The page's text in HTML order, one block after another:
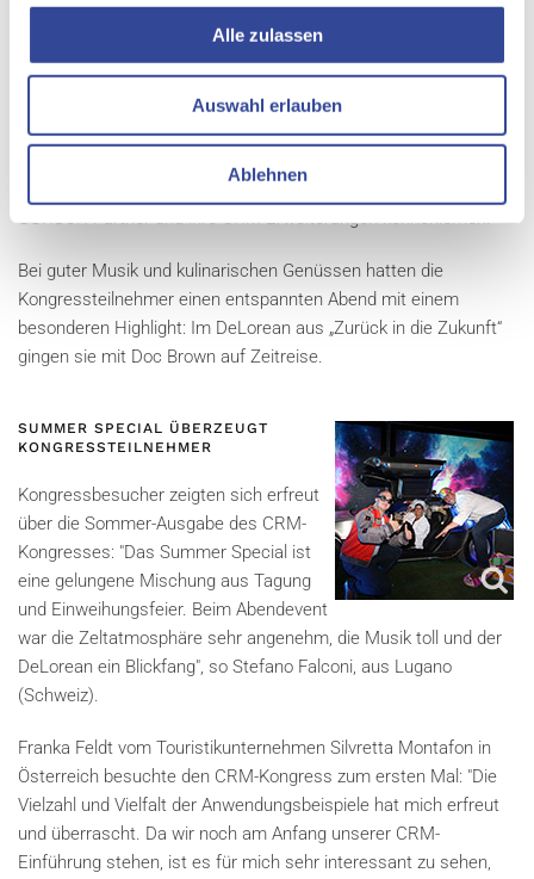
Alle zulassen
Auswahl erlauben
Ablehnen
Rundgang offen. Dabei überzeugten vor
allem die hellen Räume, die moderne,
ergonomische Gestaltung sowie einige
Hingucker, wie der Billardtisch im
CURSOR-Partner und ihre CRM-Erweiterungen kennenlernen.
Bei guter Musik und kulinarischen Genüssen hatten die
Kongressteilnehmer einen entspannten Abend mit einem
besonderen Highlight: Im DeLorean aus „Zurück in die Zukunft“
gingen sie mit Doc Brown auf Zeitreise.
SUMMER SPECIAL ÜBERZEUGT
KONGRESSTEILNEHMER
Kongressbesucher zeigten sich erfreut
über die Sommer-Ausgabe des CRM-
Kongresses: "Das Summer Special ist
eine gelungene Mischung aus Tagung
und Einweihungsfeier. Beim Abendevent
war die Zeltatmosphäre sehr angenehm, die Musik toll und der
DeLorean ein Blickfang", so Stefano Falconi, aus Lugano
(Schweiz).
Franka Feldt vom Touristikunternehmen Silvretta Montafon in
Österreich besuchte den CRM-Kongress zum ersten Mal: "Die
Vielzahl und Vielfalt der Anwendungsbeispiele hat mich erfreut
und überrascht. Da wir noch am Anfang unserer CRM-
Einführung stehen, ist es für mich sehr interessant zu sehen,